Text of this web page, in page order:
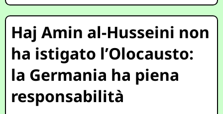
Haj Amin al-Husseini non
ha istigato l’Olocausto:
la Germania ha piena
responsabilità